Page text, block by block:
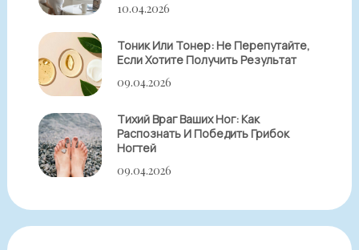
10.04.2026
Тоник Или Тонер: Не Перепутайте,
Если Хотите Получить Результат
09.04.2026
Тихий Враг Ваших Ног: Как
Распознать И Победить Грибок
Ногтей
09.04.2026